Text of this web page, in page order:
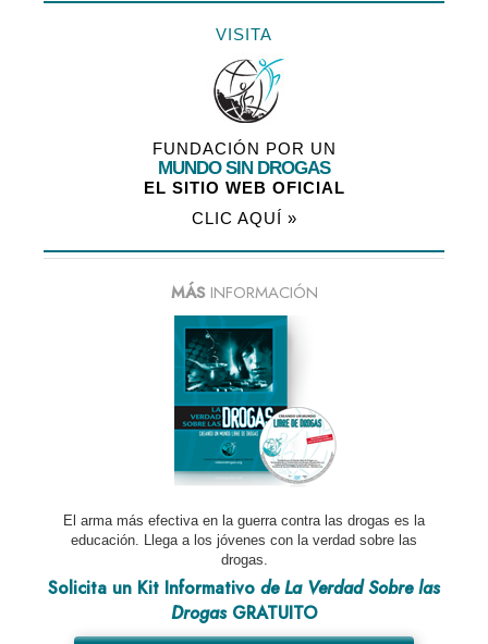
VISITA
FUNDACIÓN POR UN
MUNDO SIN DROGAS
EL SITIO WEB OFICIAL
CLIC AQUÍ »
MÁSINFORMACIÓN
El arma más efectiva en la guerra contra las drogas es la
educación. Llega a los jóvenes con la verdad sobre las
drogas.
Solicita un Kit Informativo de La Verdad Sobre las
DrogasGRATUITO